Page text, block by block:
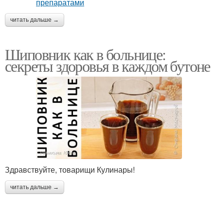
читать дальше →
Шиповник как в больнице:
секреты здоровья в каждом бутоне
Здравствуйте, товарищи Кулинары!
читать дальше →